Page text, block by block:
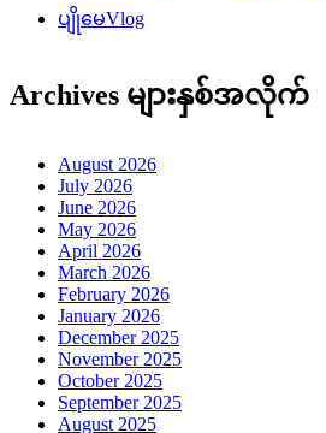
ပျိုမေVlog
Archives များနှစ်အလိုက်
August 2026
July 2026
June 2026
May 2026
April 2026
March 2026
February 2026
January 2026
December 2025
November 2025
October 2025
September 2025
August 2025